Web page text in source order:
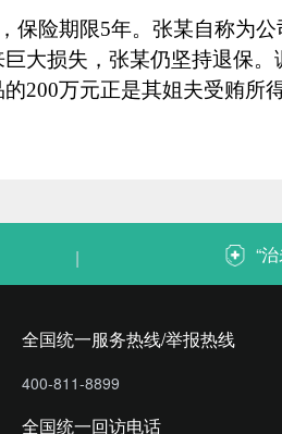
保险期限5年。张某自称为
大损失，张某仍坚持退保
的200万元正是其姐夫受贿所
| “
全国统一服务热线/举报热线
400-811-8899
全国统一回访电话